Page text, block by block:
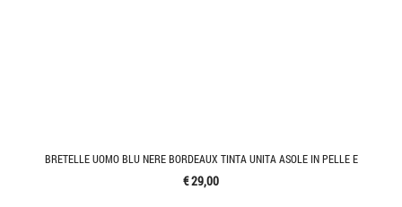
BRETELLE UOMO BLU NERE BORDEAUX TINTA UNITA ASOLE IN PELLE E
€ 29,00